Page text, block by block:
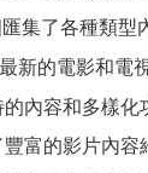
集了各種類型
新的電影和電
內容和多樣化
富的影片內容